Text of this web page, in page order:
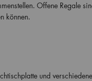
Offene Regale
können.
und